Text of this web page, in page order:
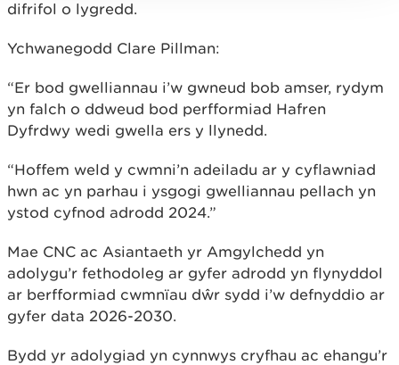
difrifol o lygredd.
Ychwanegodd Clare Pillman:
“Er bod gwelliannau i’w gwneud bob amser, rydym
yn falch o ddweud bod perfformiad Hafren
Dyfrdwy wedi gwella ers y llynedd.
“Hoffem weld y cwmni’n adeiladu ar y cyflawniad
hwn ac yn parhau i ysgogi gwelliannau pellach yn
ystod cyfnod adrodd 2024.”
Mae CNC ac Asiantaeth yr Amgylchedd yn
adolygu’r fethodoleg ar gyfer adrodd yn flynyddol
ar berfformiad cwmnïau dŵr sydd i’w defnyddio ar
gyfer data 2026-2030.
Bydd yr adolygiad yn cynnwys cryfhau ac ehangu’r